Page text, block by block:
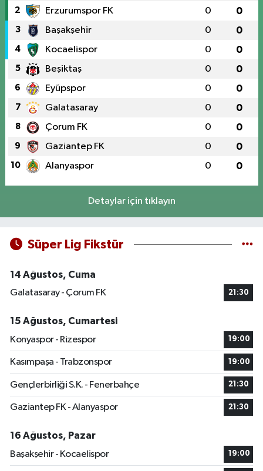
2 Erzurumspor FK 0 0
3 Başakşehir 0 0
4 Kocaelispor 0 0
5 Beşiktaş 0 0
6 Eyüpspor 0 0
7 Galatasaray 0 0
8 Çorum FK 0 0
9 Gaziantep FK 0 0
10 Alanyaspor 0 0
Detaylar için tıklayın
Süper Lig Fikstür
14 Ağustos, Cuma
Galatasaray - Çorum FK
21:30
15 Ağustos, Cumartesi
Konyaspor - Rizespor
19:00
Kasımpaşa - Trabzonspor 19:00
Gençlerbirliği S.K. - Fenerbahçe 21:30
Gaziantep FK - Alanyaspor 21:30
16 Ağustos, Pazar
Başakşehir - Kocaelispor
19:00